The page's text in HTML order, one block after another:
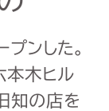
ンした。
本木ヒル
知の店を